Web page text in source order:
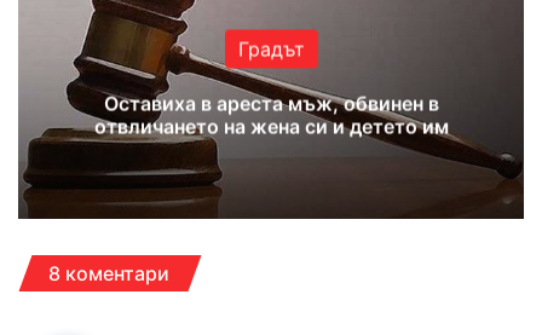
Градът
Оставиха в ареста мъж, обвинен в
отвличането на жена си и детето им
8 коментари